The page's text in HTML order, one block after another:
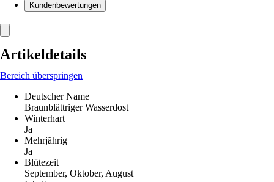
Kundenbewertungen
Artikeldetails
Bereich überspringen
Deutscher Name
Braunblättriger Wasserdost
Winterhart
Ja
Mehrjährig
Ja
Blütezeit
September, Oktober, August